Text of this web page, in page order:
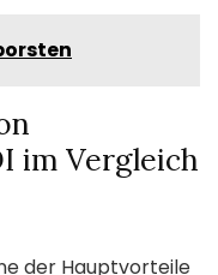
im Vergleich
der Hauptvorteile